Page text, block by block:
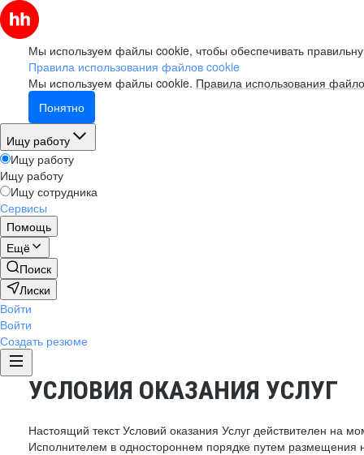
Мы используем файлы cookie, чтобы обеспечивать
Правила использования файлов cookie
Мы используем файлы cookie. Правила использования
Понятно
Ищу работу
Ищу работу
Ищу работу
Ищу сотрудника
Сервисы
Помощь
Ещё
Поиск
Лиски
Войти
Войти
Создать резюме
УСЛОВИЯ ОКАЗАНИЯ УСЛУГ
Настоящий текст Условий оказания Услуг действителен на
Исполнителем в одностороннем порядке путем размещения